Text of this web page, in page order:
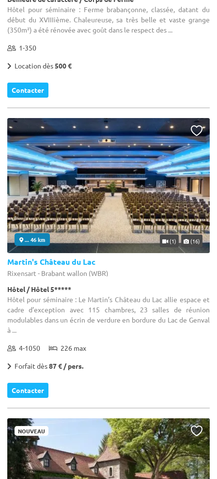
Hôtel pour séminaire : Ferme brabançonne, classée, datant du
début du XVIIIième. Chaleureuse, sa très belle et vaste grange
(350m²) a été rénovée avec goût dans le respect des ...
1-350
Location dès500 €
Contacter
... 46 km (1) (16)
Martin's Château du Lac
Rixensart - Brabant wallon (WBR)
Hôtel / Hôtel 5*****
Hôtel pour séminaire : Le Martin’s Château du Lac allie espace et
cadre d’exception avec 115 chambres, 23 salles de réunion
modulables dans un écrin de verdure en bordure du Lac de Genval
à ...
4-1050 226 max
Forfait dès87 € / pers.
Contacter
NOUVEAU